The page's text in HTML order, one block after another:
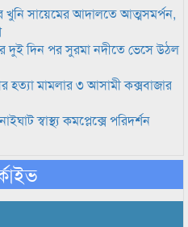
খুনি সায়েমের আদালতে আত্মসমর্পন,
দুই দিন পর সুরমা নদীতে ভেসে উঠল
হত্যা মামলার ৩ আসামী কক্সবাজার
স্বাস্থ্য কমপ্লেক্সে পরিদর্শন